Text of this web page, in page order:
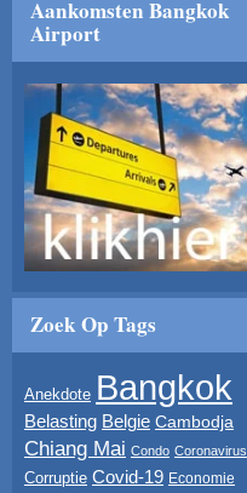
Aankomsten Bangkok
Airport
Zoek Op Tags
Anekdote Bangkok
Belasting Belgie Cambodja
Chiang Mai Condo Coronavirus
Corruptie Covid-19 Economie